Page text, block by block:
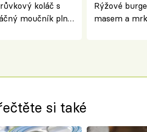
koláč s
moučník plný
Rýžové
masem a
si také